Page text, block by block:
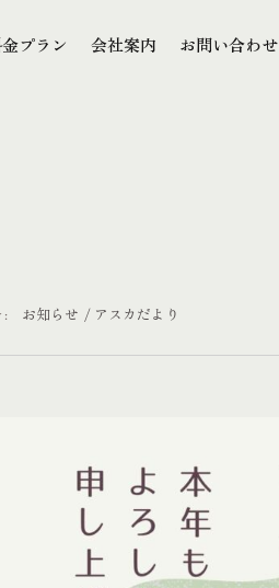
プラン
会社案内
お問い合わせ
: お知らせ アスカだより